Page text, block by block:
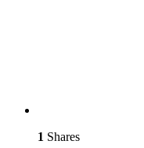
1 Shares